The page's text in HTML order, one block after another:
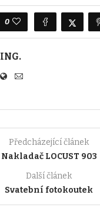
0
ING.
Předcházející článek
Nakladač LOCUST 903
Další článek
Svatební fotokoutek